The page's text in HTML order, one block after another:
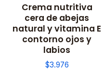
Crema nutritiva
cera de abejas
natural y vitamina E
contorno ojos y
labios
$3.976